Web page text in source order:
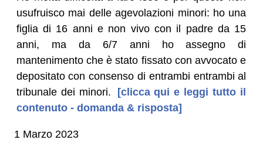
usufruisco mai delle agevolazioni minori: ho una
figlia di 16 anni e non vivo con il padre da 15
anni, ma da 6/7 anni ho assegno di
mantenimento che è stato fissato con avvocato e
depositato con consenso di entrambi entrambi al
tribunale dei minori.
[clicca qui e leggi tutto il
contenuto - domanda & risposta]
1 Marzo 2023